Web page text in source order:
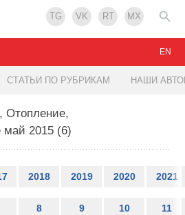
TG VK RT MX
СТАТЬИ ПО РУБРИКАМ НАШИ
EN
Отопление,
май 2015 (6)
2018 2019 2020 2021
8 9 10 11